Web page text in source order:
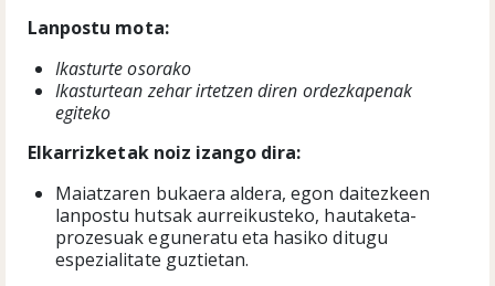
Lanpostu mota:
Ikasturte osorako
Ikasturtean zehar irtetzen diren ordezkapenak
egiteko
Elkarrizketak noiz izango dira:
Maiatzaren bukaera aldera, egon daitezkeen
lanpostu hutsak aurreikusteko, hautaketa-
prozesuak eguneratu eta hasiko ditugu
espezialitate guztietan.